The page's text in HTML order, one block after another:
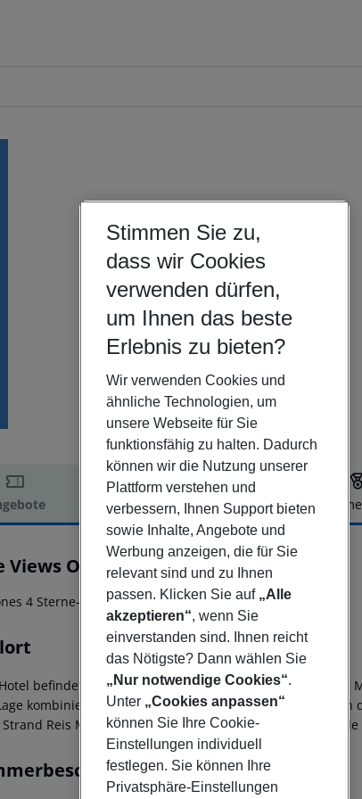
Hotelbeschreibung
Views Oásis
4
4 Sterne-Hotel in ruhiger Lage!
befindet sich direkt am Meer neben dem Strand
kombiniert Küstennähe mit einer guten Anbindung an
Reis Magos• Direkter Zugang zur Strandpromenade
Stimmen Sie zu,
dass wir Cookies
verwenden dürfen,
um Ihnen das beste
Erlebnis zu bieten?
Wir verwenden Cookies und
ähnliche Technologien, um
unsere Webseite für Sie
funktionsfähig zu halten. Dadurch
können wir die Nutzung unserer
Plattform verstehen und
verbessern, Ihnen Support bieten
sowie Inhalte, Angebote und
Werbung anzeigen, die für Sie
relevant sind und zu Ihnen
passen. Klicken Sie auf „Alle
akzeptieren“, wenn Sie
einverstanden sind. Ihnen reicht
das Nötigste? Dann wählen Sie
„Nur notwendige Cookies“.
Unter „Cookies anpassen“
können Sie Ihre Cookie-
Einstellungen individuell
festlegen. Sie können Ihre
Privatsphäre-Einstellungen